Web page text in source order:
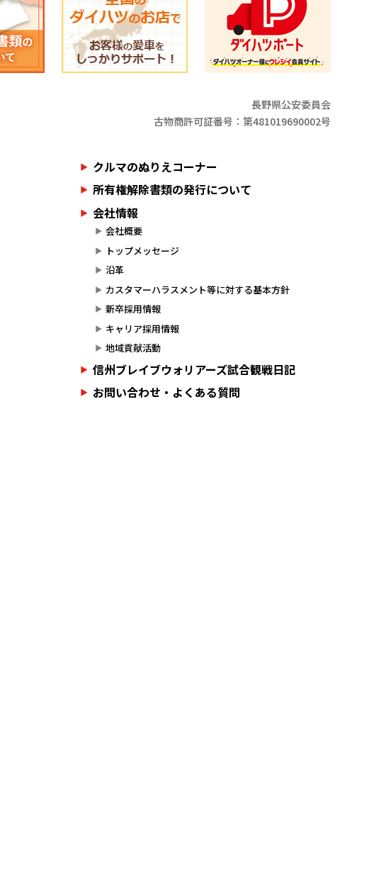
長野県公安委員会
古物商許可証番号：第481019690002号
クルマのぬりえコーナー
所有権解除書類の発行について
会社情報
会社概要
トップメッセージ
沿革
カスタマーハラスメント等に対する基本方針
新卒採用情報
キャリア採用情報
地域貢献活動
信州ブレイブウォリアーズ試合観戦日記
お問い合わせ・よくある質問